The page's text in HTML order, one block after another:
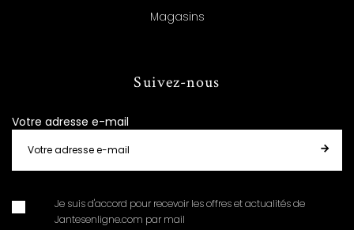
Magasins
Suivez-nous
Votre adresse e-mail
Je suis d'accord pour recevoir les offres et actualités de
Jantesenligne.com par mail